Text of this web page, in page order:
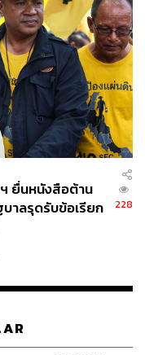
ยื่นหนังสือต้าน
าลรุดรับข้อเรียก
228